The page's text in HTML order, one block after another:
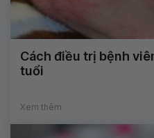
Cách điều trị bệnh
tuổi
Xem thêm